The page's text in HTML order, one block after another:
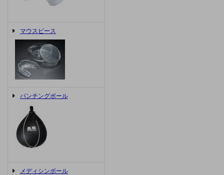
マウスピース
パンチングボール
メディシンボール